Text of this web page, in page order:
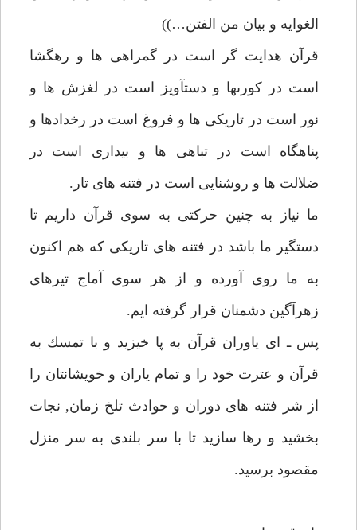
الغوايه و بيان من الفتن…))
قرآن هدايت گر است در گمراهى ها و رهگشا
است در كورىها و دستآويز است در لغزش ها و
نور است در تاريكى ها و فروغ است در رخدادها و
پناهگاه است در تباهى ها و بيدارى است در
ضلالت ها و روشنايى است در فتنه هاى تار.
ما نياز به چنين حركتى به سوى قرآن داريم تا
دستگير ما باشد در فتنه هاى تاريكى كه هم اكنون
به ما روى آورده و از هر سوى آماج تيرهاى
زهرآگين دشمنان قرار گرفته ايم.
پس ـ اى ياوران قرآن به پا خيزيد و با تمسك به
قرآن و عترت خود را و تمام ياران و خويشانتان را
از شر فتنه هاى دوران و حوادث تلخ زمان, نجات
بخشيد و رها سازيد تا با سر بلندى به سر منزل
مقصود برسيد.